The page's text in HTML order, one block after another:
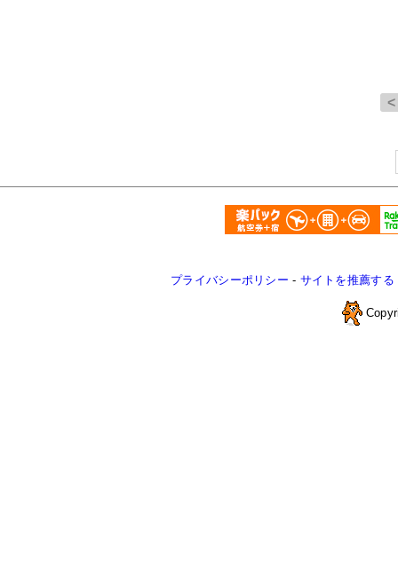
プライバシーポリシー - サイトを推薦する